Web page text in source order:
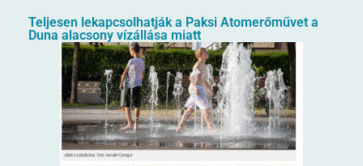
Teljesen lekapcsolhatják a Paksi Atomerőművet a
Duna alacsony vízállása miatt